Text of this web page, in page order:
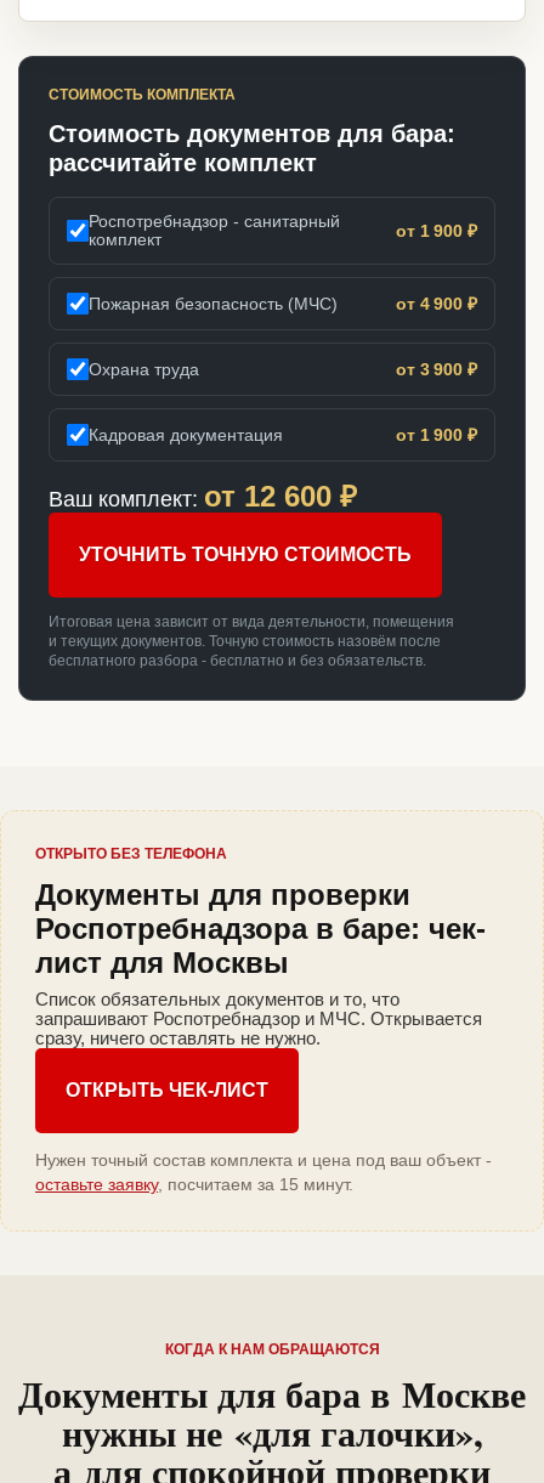
СТОИМОСТЬ КОМПЛЕКТА
Стоимость документов для бара:
рассчитайте комплект
Роспотребнадзор - санитарный
комплект
от 1 900 ₽
Пожарная безопасность (МЧС) от 4 900 ₽
Охрана труда от 3 900 ₽
Кадровая документация от 1 900 ₽
Ваш комплект: от 12 600 ₽
УТОЧНИТЬ ТОЧНУЮ СТОИМОСТЬ
Итоговая цена зависит от вида деятельности, помещения
и текущих документов. Точную стоимость назовём после
бесплатного разбора - бесплатно и без обязательств.
ОТКРЫТО БЕЗ ТЕЛЕФОНА
Документы для проверки
Роспотребнадзора в баре: чек-
лист для Москвы
Список обязательных документов и то, что
запрашивают Роспотребнадзор и МЧС. Открывается
сразу, ничего оставлять не нужно.
ОТКРЫТЬ ЧЕК-ЛИСТ
Нужен точный состав комплекта и цена под ваш объект -
оставьте заявку, посчитаем за 15 минут.
КОГДА К НАМ ОБРАЩАЮТСЯ
Документы для бара в Москве
нужны не «для галочки»,
а для спокойной проверки